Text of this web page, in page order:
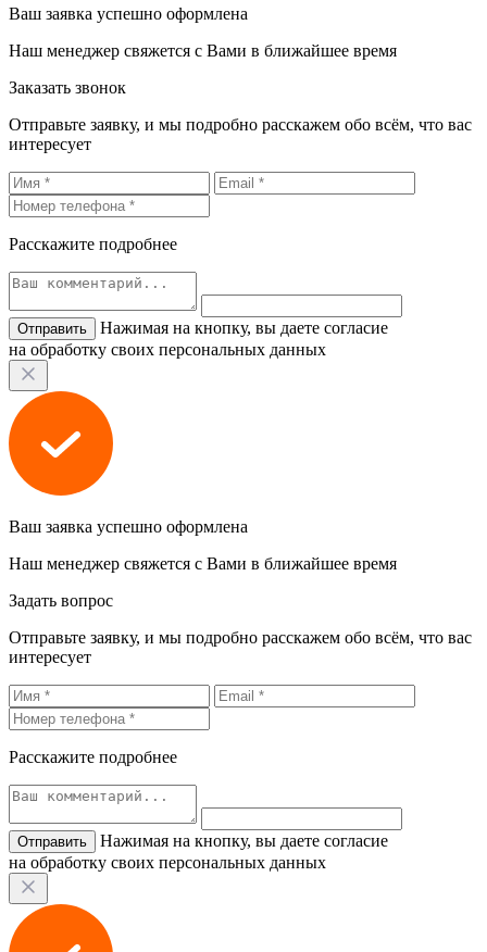
Ваш заявка успешно оформлена
Наш менеджер свяжется с Вами в ближайшее время
Заказать звонок
Отправьте заявку, и мы подробно расскажем обо всём, что вас
интересует
Расскажите подробнее
Нажимая на кнопку, вы даете согласие
на обработку своих персональных данных
Ваш заявка успешно оформлена
Наш менеджер свяжется с Вами в ближайшее время
Задать вопрос
Отправьте заявку, и мы подробно расскажем обо всём, что вас
интересует
Расскажите подробнее
Нажимая на кнопку, вы даете согласие
на обработку своих персональных данных